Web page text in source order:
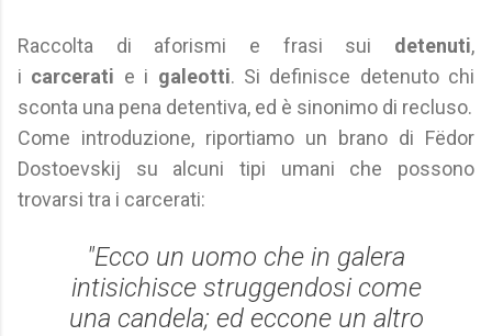
Raccolta di aforismi e frasi sui detenuti,
i carcerati e i galeotti. Si definisce detenuto chi
sconta una pena detentiva, ed è sinonimo di recluso.
Come introduzione, riportiamo un brano di Fëdor
Dostoevskij su alcuni tipi umani che possono
trovarsi tra i carcerati:
"Ecco un uomo che in galera
intisichisce struggendosi come
una candela; ed eccone un altro